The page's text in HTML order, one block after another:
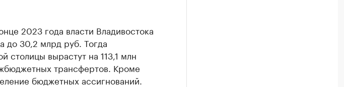
2023 года власти Владивостока
до 30,2 млрд руб. Тогда
столицы вырастут на 113,1 млн
трансфертов. Кроме
бюджетных ассигнований.